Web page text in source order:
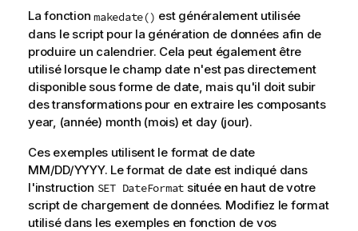
La fonction makedate() est généralement utilisée
dans le script pour la génération de données afin de
produire un calendrier. Cela peut également être
utilisé lorsque le champ date n'est pas directement
disponible sous forme de date, mais qu'il doit subir
des transformations pour en extraire les composants
year, (année) month (mois) et day (jour).
Ces exemples utilisent le format de date
MM/DD/YYYY. Le format de date est indiqué dans
l'instruction SET DateFormat située en haut de votre
script de chargement de données. Modifiez le format
utilisé dans les exemples en fonction de vos